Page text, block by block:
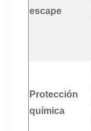
escape
Protección
química